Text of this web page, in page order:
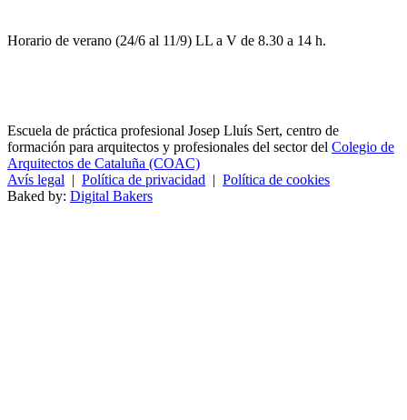
Horario de verano (24/6 al 11/9) LL a V de 8.30 a 14 h.
Escuela de práctica profesional Josep Lluís Sert, centro de
formación para arquitectos y profesionales del sector del Colegio de
Arquitectos de Cataluña (COAC)
Avís legal | Política de privacidad | Política de cookies
Baked by: Digital Bakers